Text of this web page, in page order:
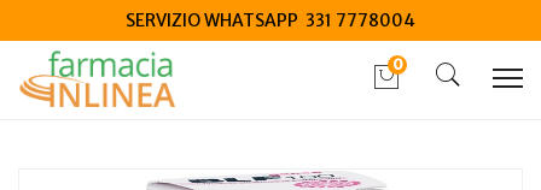
SERVIZIO WHATSAPP 331 7778004
0
BLF100 Gocce 16 ml